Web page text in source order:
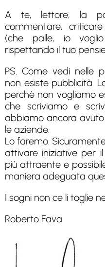
A te, lettore, la
commentare,
(che palle, io
rispettando il tuo
PS. Come vedi nelle
non esiste pubblicità.
perchè non vogliamo
che scriviamo e
abbiamo ancora
le aziende.
Lo faremo.
attivare iniziative per
più attraente e
maniera adeguata
I sogni non ce li toglie
Roberto Fava